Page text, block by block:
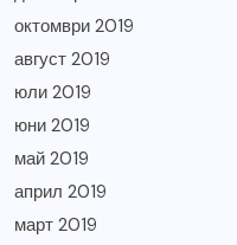
октомври 2019
август 2019
юли 2019
юни 2019
май 2019
април 2019
март 2019